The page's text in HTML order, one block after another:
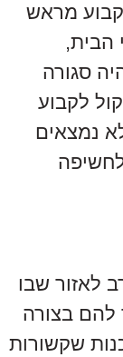
מראש
הבית,
סגורה
לקבוע
נמצאים
לאזור שבו
בצורה
שקשורות